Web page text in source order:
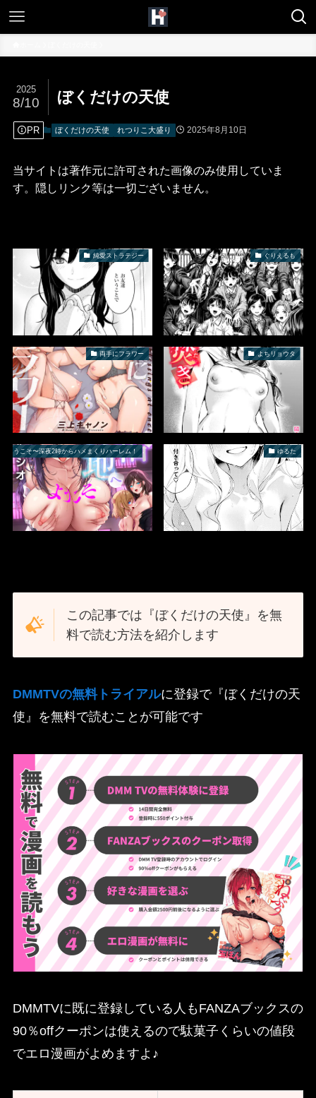
ぼくだけの天使
2025
8/10
PR ぼくだけの天使 れつりこ大盛り 2025年8月10日
当サイトは著作元に許可された画像のみ使用していま
す。隠しリンク等は一切ございません。
純愛ストラテジー ぐりえるも
両手にフラワー よちリョウタ
ようこそ〜深夜2時からハメまくりハーレム！ ゆるた
この記事では『ぼくだけの天使』を無
料で読む方法を紹介します
DMMTVの無料トライアルに登録で『ぼくだけの天
使』を無料で読むことが可能です
DMMTVに既に登録している人もFANZAブックスの
90％offクーポンは使えるので駄菓子くらいの値段
でエロ漫画がよめますよ♪